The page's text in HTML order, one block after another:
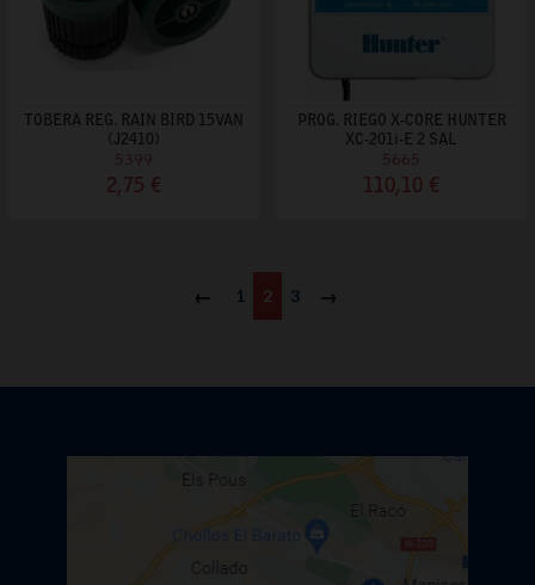
TOBERA REG. RAIN BIRD 15VAN
(J2410)
5399
2,75 €
PROG. RIEGO X-CORE HUNTER
XC-201i-E 2 SAL
5665
110,10 €
Anterior
1 2 3 Siguiente